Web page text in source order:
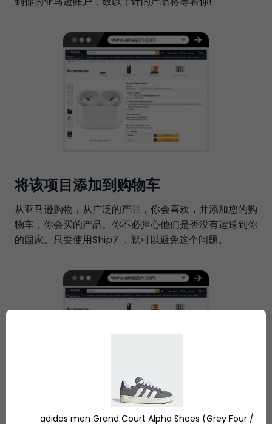
将该项目添加到购物车
从亚马逊购物，从广泛的产品，你会喜欢，并添加您的购
物车，你会买的产品。你不必担心他们是否没有运送到你
的国家。只要使用Ship7 ，就可以避免这个问题。
adidas men Grand Court Alpha Shoes (Grey Four /